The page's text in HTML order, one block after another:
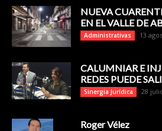
NUEVA
EN EL VALLE DE
Administrativas 13
CALUMNIAR E
REDES PUEDE
Sinergia Jurídica 28
Roger Vélez